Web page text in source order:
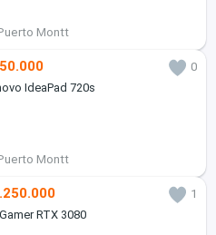
Montt
0
IdeaPad 720s
Montt
1
RTX 3080